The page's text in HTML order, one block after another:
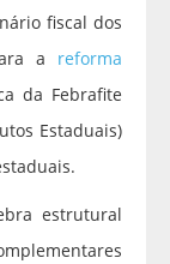
fiscal dos
a reforma
da Febrafite
Estaduais)
estrutural